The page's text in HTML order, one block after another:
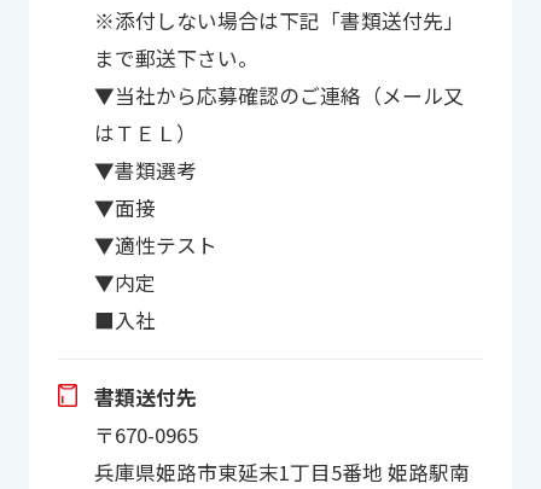
※添付しない場合は下記「書類送付先」
まで郵送下さい。
▼当社から応募確認のご連絡（メール又
はＴＥＬ）
▼書類選考
▼面接
▼適性テスト
▼内定
■入社
書類送付先
〒670-0965
兵庫県姫路市東延末1丁目5番地 姫路駅南